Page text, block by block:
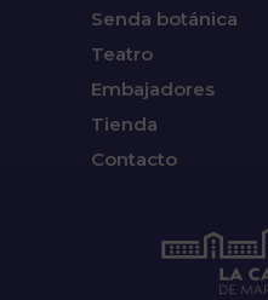
Senda botánica
Teatro
Embajadores
Tienda
Contacto